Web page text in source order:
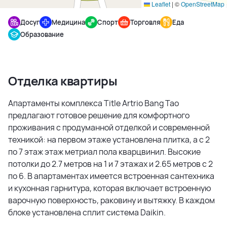
Leaflet | ©OpenStreetMap
Досуг Медицина Спорт Торговля
Еда
Образование
Отделка квартиры
Апартаменты комплекса Title Artrio Bang Tao
предлагают готовое решение для комфортного
проживания с продуманной отделкой и современной
техникой: на первом этаже установлена плитка, а с 2
по 7 этаж этаж метриал пола кварцвинил. Высокие
потолки до 2.7 метров на 1 и 7 этажах и 2.65 метров с 2
по 6. В апартаментах имеется встроенная сантехника
и кухонная гарнитура, которая включает встроенную
варочную поверхность, раковину и вытяжку. В каждом
блоке установлена сплит система Daikin.